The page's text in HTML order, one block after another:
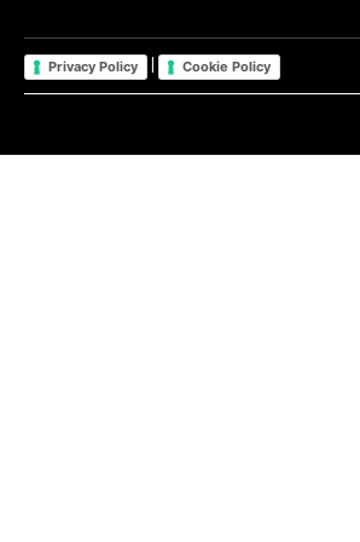
Privacy Policy | Cookie Policy